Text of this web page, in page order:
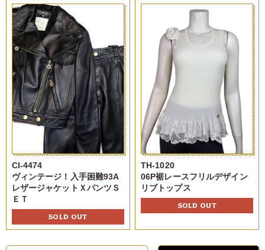
CI-4474
ヴィンテージ！入手困難93A
レザージャケットＸパンツＳ
ＥＴ
SOLD OUT
TH-1020
06P裾レースフリルデザイン
リブトップス
SOLD OUT